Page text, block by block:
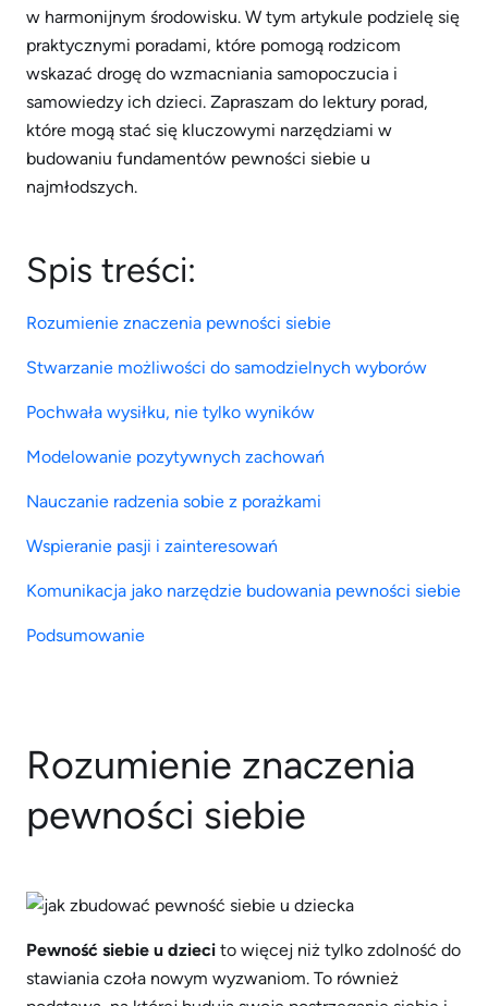
w harmonijnym środowisku. W tym artykule podzielę się
praktycznymi poradami, które pomogą rodzicom
wskazać drogę do wzmacniania samopoczucia i
samowiedzy ich dzieci. Zapraszam do lektury porad,
które mogą stać się kluczowymi narzędziami w
budowaniu fundamentów pewności siebie u
najmłodszych.
Spis treści:
Rozumienie znaczenia pewności siebie
Stwarzanie możliwości do samodzielnych wyborów
Pochwała wysiłku, nie tylko wyników
Modelowanie pozytywnych zachowań
Nauczanie radzenia sobie z porażkami
Wspieranie pasji i zainteresowań
Komunikacja jako narzędzie budowania pewności siebie
Podsumowanie
Rozumienie znaczenia
pewności siebie
Pewność siebie u dzieci to więcej niż tylko zdolność do
stawiania czoła nowym wyzwaniom. To również